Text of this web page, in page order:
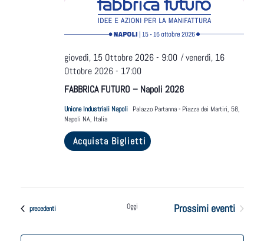
FABBRICA FUTURO – Napoli 2026
giovedì, 15 Ottobre 2026 - 9:00 /venerdì, 16
Ottobre 2026 - 17:00
Unione Industriali Napoli Palazzo Partanna - Piazza dei Martiri, 58,
Napoli NA, Italia
Acquista Biglietti
Eventi
precedenti Oggi Prossimi eventi